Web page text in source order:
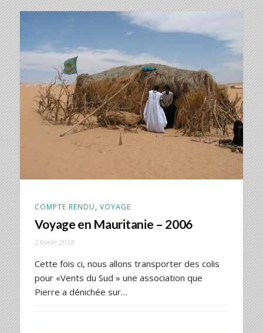
COMPTE RENDU, VOYAGE
Voyage en Mauritanie – 2006
2 février 2018
Cette fois ci, nous allons transporter des colis
pour «Vents du Sud » une association que
Pierre a dénichée sur…